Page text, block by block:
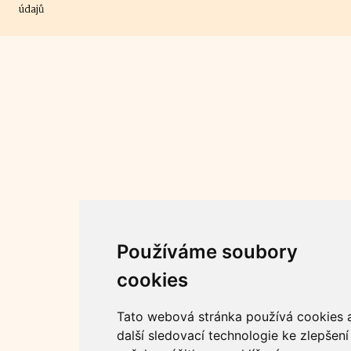
Používáme soubory
cookies
Tato webová stránka používá cookies
další sledovací technologie ke zlepšení
údajů